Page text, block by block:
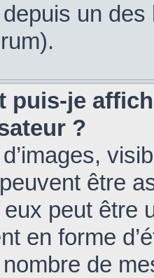
un
puis-je
?
être
eux peut
en forme
de